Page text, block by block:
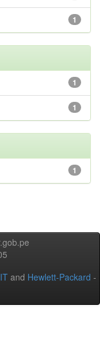
1
1
1
1
and Hewlett-Packard -